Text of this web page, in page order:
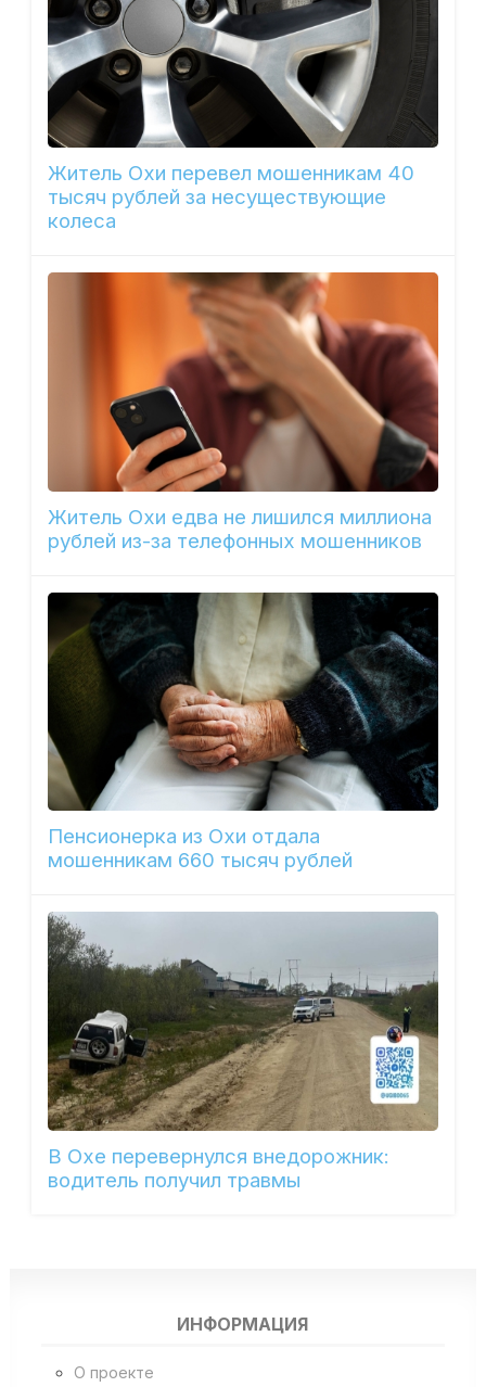
Житель Охи перевел мошенникам 40
тысяч рублей за несуществующие
колеса
Житель Охи едва не лишился миллиона
рублей из-за телефонных мошенников
Пенсионерка из Охи отдала
мошенникам 660 тысяч рублей
В Охе перевернулся внедорожник:
водитель получил травмы
ИНФОРМАЦИЯ
О проекте